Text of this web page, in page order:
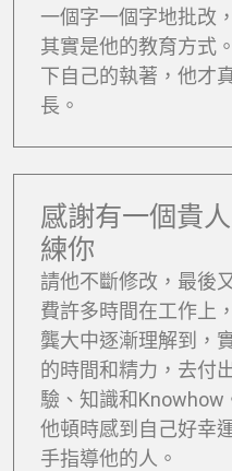
一個字一個字地批改
其實是他的教育方式
下自己的執著，他才
長。
感謝有一個貴
練你
請他不斷修改，最後
費許多時間在工作上
龔大中逐漸理解到，
的時間和精力，去付
驗、知識和Knowhow
他頓時感到自己好幸
手指導他的人。